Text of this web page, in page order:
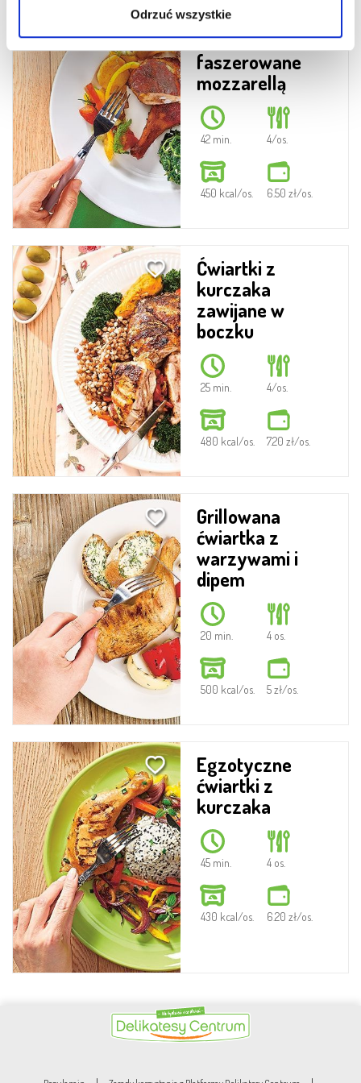
Odrzuć wszystkie
Ćwiartki z
kurczaka
faszerowane
mozzarellą
42 min. 4/os.
450 kcal/os. 6.50 zł/os.
Ćwiartki z
kurczaka
zawijane w
boczku
25 min. 4/os.
480 kcal/os. 7.20 zł/os.
Grillowana
ćwiartka z
warzywami i
dipem
20 min. 4 os.
500 kcal/os. 5 zł/os.
Egzotyczne
ćwiartki z
kurczaka
45 min. 4 os.
430 kcal/os. 6.20 zł/os.